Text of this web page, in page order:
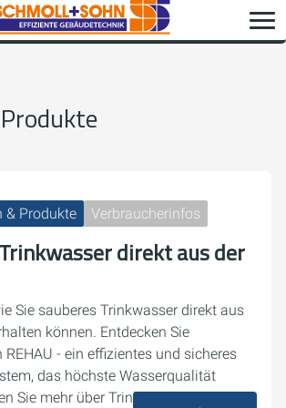
& Produkte Verbraucherinfos
direkt aus der
Sie sauberes Trinkwasser direkt aus
können. Entdecken Sie
REHAU - ein effizientes und sicheres
das höchste Wasserqualität
Sie mehr über Trinkwasserhygiene,…